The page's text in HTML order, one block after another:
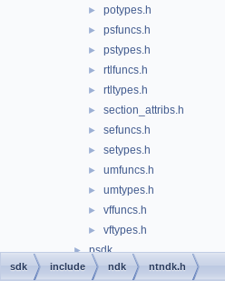
► potypes.h
► psfuncs.h
► pstypes.h
► rtlfuncs.h
► rtltypes.h
► section_attribs.h
► sefuncs.h
► setypes.h
► umfuncs.h
► umtypes.h
► vffuncs.h
► vftypes.h
► psdk
► reactos
sdk include ndk ntndk.h